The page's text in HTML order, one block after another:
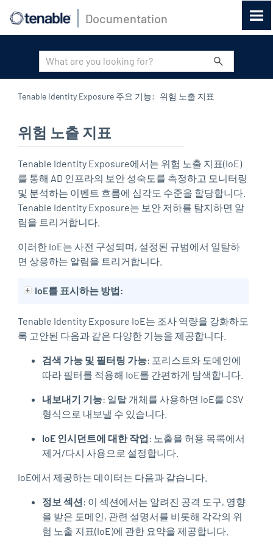
기본 콘텐츠로 건너뛰기
Documentation
Tenable Identity Exposure 주요 기능: 위험 노출 지표
위험 노출 지표
Tenable Identity Exposure에서는 위험 노출 지표(IoE)
를 통해 AD 인프라의 보안 성숙도를 측정하고 모니터링
및 분석하는 이벤트 흐름에 심각도 수준을 할당합니다.
Tenable Identity Exposure는 보안 저하를 탐지하면 알
림을 트리거합니다.
이러한 IoE는 사전 구성되며, 설정된 규범에서 일탈하
면 상응하는 알림을 트리거합니다.
IoE를 표시하는 방법:
Tenable Identity Exposure IoE는 조사 역량을 강화하도
록 고안된 다음과 같은 다양한 기능을 제공합니다.
검색 가능 및 필터링 가능: 포리스트와 도메인에
따라 필터를 적용해 IoE를 간편하게 탐색합니다.
내보내기 기능: 일탈 개체를 사용하면 IoE를 CSV
형식으로 내보낼 수 있습니다.
IoE 인시던트에 대한 작업: 노출을 허용 목록에서
제거/다시 사용으로 설정합니다.
IoE에서 제공하는 데이터는 다음과 같습니다.
정보 섹션: 이 섹션에서는 알려진 공격 도구, 영향
을 받은 도메인, 관련 설명서를 비롯해 각각의 위
험 노출 지표(IoE)에 관한 요약을 제공합니다.